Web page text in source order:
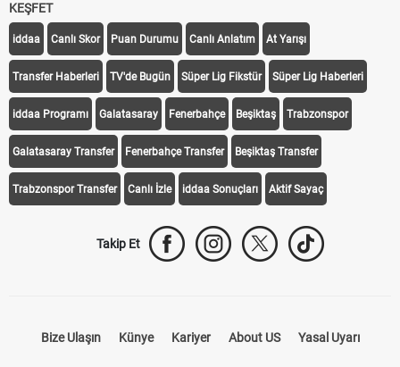
KEŞFET
iddaa Canlı Skor Puan Durumu Canlı Anlatım At Yarışı
Transfer Haberleri TV'de Bugün Süper Lig Fikstür Süper Lig Haberleri
iddaa Programı Galatasaray Fenerbahçe Beşiktaş Trabzonspor
Galatasaray Transfer Fenerbahçe Transfer Beşiktaş Transfer
Trabzonspor Transfer Canlı İzle iddaa Sonuçları Aktif Sayaç
Takip Et
Bize Ulaşın Künye Kariyer About US Yasal Uyarı